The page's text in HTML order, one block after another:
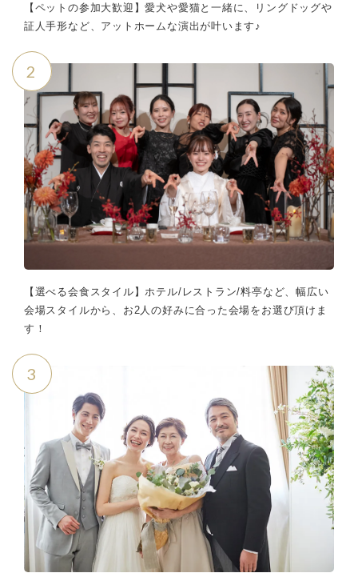
【ペットの参加大歓迎】愛犬や愛猫と一緒に、リングドッグや
証人手形など、アットホームな演出が叶います♪
2
【選べる会食スタイル】ホテル/レストラン/料亭など、幅広い
会場スタイルから、お2人の好みに合った会場をお選び頂けま
す！
3